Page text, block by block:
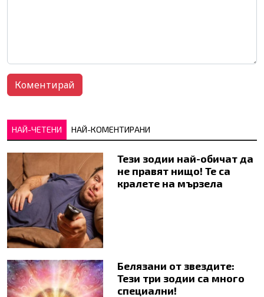
НАЙ-ЧЕТЕНИ НАЙ-КОМЕНТИРАНИ
Тези зодии най-обичат да
не правят нищо! Те са
кралете на мързела
Белязани от звездите:
Тези три зодии са много
специални!